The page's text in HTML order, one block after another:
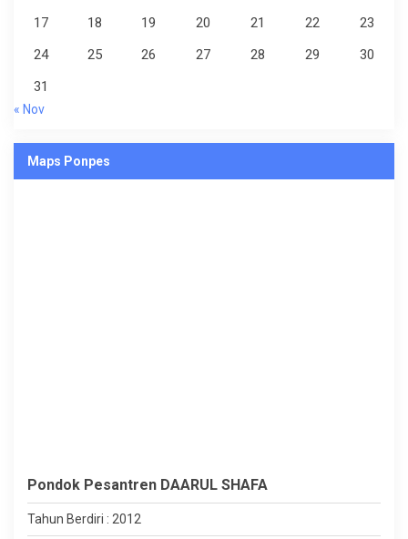
17
18 19 20 21 22
23
24
25 26 27 28 29
30
31
« Nov
Maps Ponpes
Pondok Pesantren DAARUL SHAFA
Tahun Berdiri : 2012